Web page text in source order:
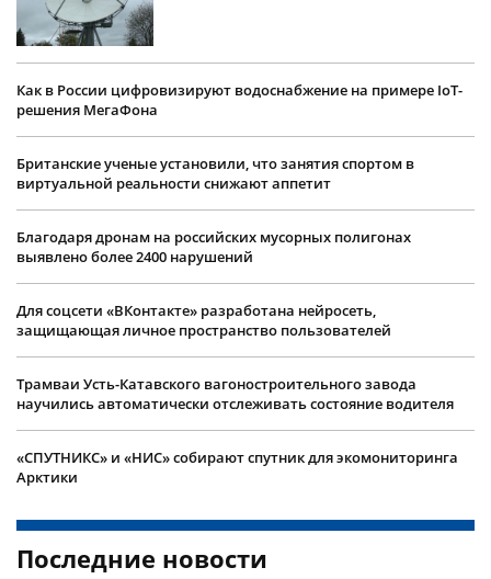
Как в России цифровизируют водоснабжение на примере IoT-
решения МегаФона
Британские ученые установили, что занятия спортом в
виртуальной реальности снижают аппетит
Благодаря дронам на российских мусорных полигонах
выявлено более 2400 нарушений
Для соцсети «ВКонтакте» разработана нейросеть,
защищающая личное пространство пользователей
Трамваи Усть-Катавского вагоностроительного завода
научились автоматически отслеживать состояние водителя
«СПУТНИКС» и «НИС» собирают спутник для экомониторинга
Арктики
Последние новости